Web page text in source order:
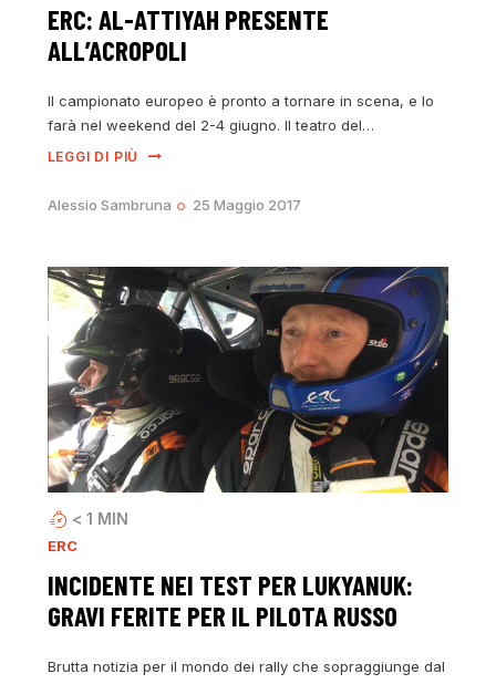
ERC: AL-ATTIYAH PRESENTE
ALL’ACROPOLI
Il campionato europeo è pronto a tornare in scena, e lo
farà nel weekend del 2-4 giugno. Il teatro del…
LEGGI DI PIÙ
Alessio Sambruna 25 Maggio 2017
< 1 MIN
ERC
INCIDENTE NEI TEST PER LUKYANUK:
GRAVI FERITE PER IL PILOTA RUSSO
Brutta notizia per il mondo dei rally che sopraggiunge dal